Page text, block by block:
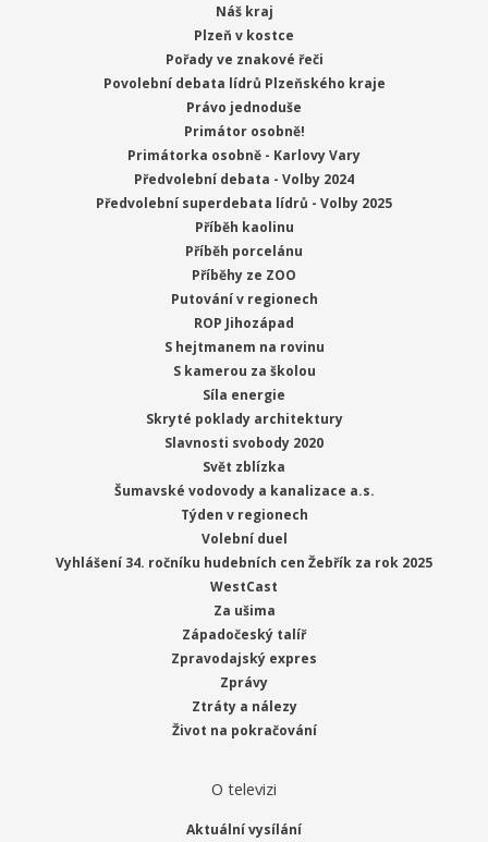
Náš kraj
Plzeň v kostce
Pořady ve znakové řeči
Povolební debata lídrů Plzeňského kraje
Právo jednoduše
Primátor osobně!
Primátorka osobně - Karlovy Vary
Předvolební debata - Volby 2024
Předvolební superdebata lídrů - Volby 2025
Příběh kaolinu
Příběh porcelánu
Příběhy ze ZOO
Putování v regionech
ROP Jihozápad
S hejtmanem na rovinu
S kamerou za školou
Síla energie
Skryté poklady architektury
Slavnosti svobody 2020
Svět zblízka
Šumavské vodovody a kanalizace a.s.
Týden v regionech
Volební duel
Vyhlášení 34. ročníku hudebních cen Žebřík za rok 2025
WestCast
Za ušima
Západočeský talíř
Zpravodajský expres
Zprávy
Ztráty a nálezy
Život na pokračování
O televizi
Aktuální vysílání